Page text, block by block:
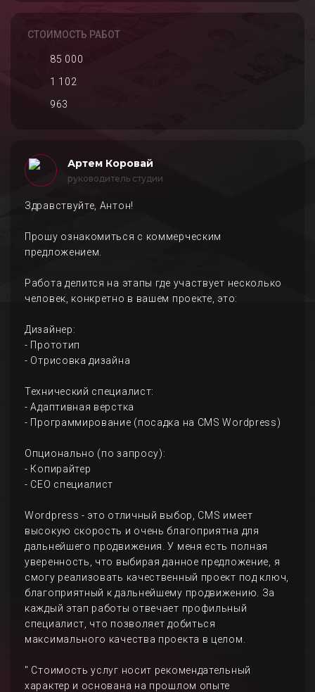
СТОИМОСТЬ РАБОТ
85 000
1 102
963
Артем Коровай
руководитель студии
Здравствуйте, Антон!
Прошу ознакомиться с коммерческим
предложением.
Работа делится на этапы где участвует несколько
человек, конкретно в вашем проекте, это:
Дизайнер:
- Прототип
- Отрисовка дизайна
Технический специалист:
- Адаптивная верстка
- Программирование (посадка на CMS Wordpress)
Опционально (по запросу):
- Копирайтер
- СЕО специалист
Wordpress - это отличный выбор, CMS имеет
высокую скорость и очень благоприятна для
дальнейшего продвижения. У меня есть полная
уверенность, что выбирая данное предложение, я
смогу реализовать качественный проект под ключ,
благоприятный к дальнейшему продвижению. За
каждый этап работы отвечает профильный
специалист, что позволяет добиться
максимального качества проекта в целом.
" Стоимость услуг носит рекомендательный
характер и основана на прошлом опыте